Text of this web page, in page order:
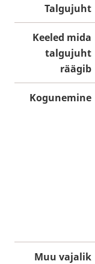
Talgujuht
Keeled mida
talgujuht
räägib
Kogunemine
Muu vajalik